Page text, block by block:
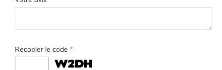
Recopier le code *